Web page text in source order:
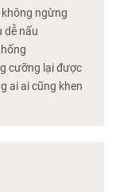
ngừng
dễ nấu
cưỡng lại được
ai ai cũng khen